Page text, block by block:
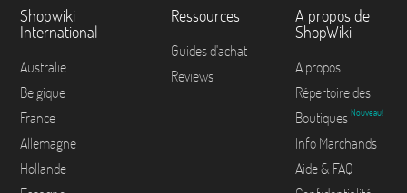
Shopwiki
International
Australie
Belgique
France
Allemagne
Hollande
Ressources
Guides d'achat
Reviews
A propos de
ShopWiki
A propos
Répertoire des
Boutiques Nouveau!
Info Marchands
Aide & FAQ